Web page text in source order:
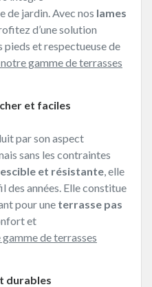
de jardin. Avec nos lames
d’une solution
pieds et respectueuse de
gamme de terrasses
et faciles
par son aspect
sans les contraintes
et résistante, elle
des années. Elle constitue
pour une terrasse pas
et
de terrasses
durables